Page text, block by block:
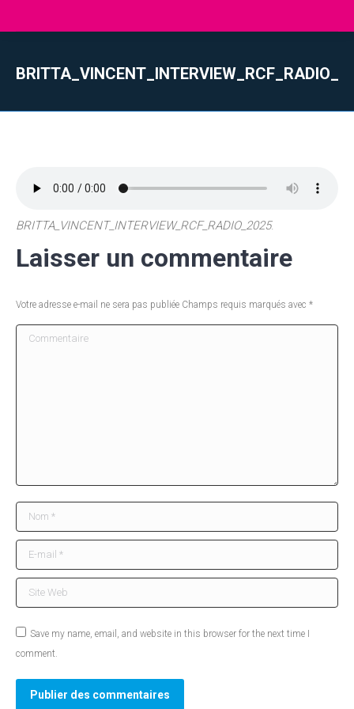
BRITTA_VINCENT_INTERVIEW_RCF_RADIO_2025.
Laisser un commentaire
Votre adresse e-mail ne sera pas publiée Champs requis marqués avec *
Commentaire
Nom *
E-mail *
Site Web
Save my name, email, and website in this browser for the next time I
comment.
Publier des commentaires